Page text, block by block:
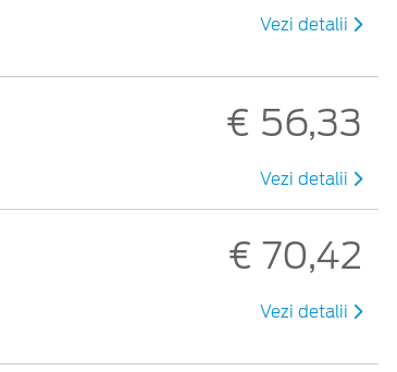
Vezi detalii
€ 56,33
Vezi detalii
€ 70,42
Vezi detalii